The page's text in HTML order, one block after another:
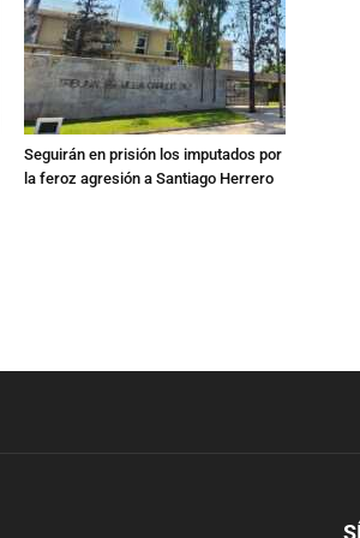
Seguirán en prisión los imputados por
la feroz agresión a Santiago Herrero